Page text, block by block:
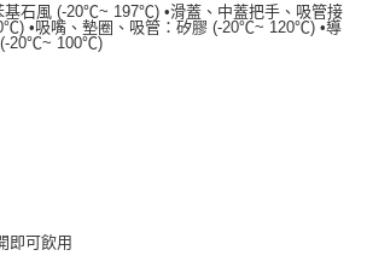
石風 (-20℃~ 197℃) •滑蓋、中蓋把手、吸管接
•吸嘴、墊圈、吸管：矽膠 (-20℃~ 120℃) •導
(-20℃~ 100℃)
即可飲用